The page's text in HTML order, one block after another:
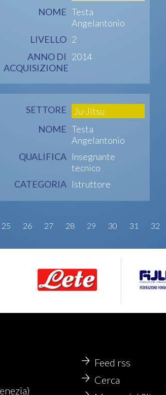
NOME Testa
Angelantonio
LIVELLO 2
ANNO DI
ACQUISIZIONE
2014
SETTORE
Ju-Jitsu
NOME Testa
Angelantonio
QUALIFICA Insegnante
tecnico
CATEGORIA Istruttore
25 26 27 28 29 30 31 32
Feed rss
Cerca